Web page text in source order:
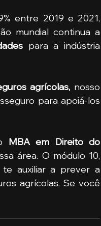
entre 2019 e 2021,
mundial continua a
para a indústria
agrícolas, nosso
para apoiá-los
MBA em Direito do
área. O módulo 10,
te auxiliar a prever a
agrícolas. Se você